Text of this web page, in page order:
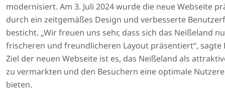
modernisiert. Am 3. Juli 2024 wurde die neue Webseite
durch ein zeitgemäßes Design und verbesserte
besticht. „Wir freuen uns sehr, dass sich das Neißeland
frischeren und freundlicheren Layout präsentiert“, sagte
Ziel der neuen Webseite ist es, das Neißeland als
zu vermarkten und den Besuchern eine optimale
bieten.